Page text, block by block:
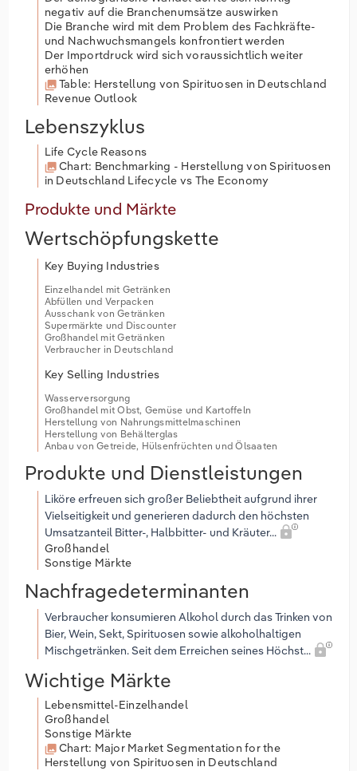
negativ auf die Branchenumsätze auswirken
Die Branche wird mit dem Problem des Fachkräfte-
und Nachwuchsmangels konfrontiert werden
Der Importdruck wird sich voraussichtlich weiter
erhöhen
Table: Herstellung von Spirituosen in Deutschland
Revenue Outlook
Lebenszyklus
Life Cycle Reasons
Chart: Benchmarking - Herstellung von Spirituosen
in Deutschland Lifecycle vs The Economy
Produkte und Märkte
Wertschöpfungskette
Key Buying Industries
Einzelhandel mit Getränken
Abfüllen und Verpacken
Ausschank von Getränken
Supermärkte und Discounter
Großhandel mit Getränken
Verbraucher in Deutschland
Key Selling Industries
Wasserversorgung
Großhandel mit Obst, Gemüse und Kartoffeln
Herstellung von Nahrungsmittelmaschinen
Herstellung von Behälterglas
Anbau von Getreide, Hülsenfrüchten und Ölsaaten
Produkte und Dienstleistungen
Liköre erfreuen sich großer Beliebtheit aufgrund ihrer
Vielseitigkeit und generieren dadurch den höchsten
Umsatzanteil Bitter-, Halbbitter- und Kräuter...
Großhandel
Sonstige Märkte
Nachfragedeterminanten
Verbraucher konsumieren Alkohol durch das Trinken von
Bier, Wein, Sekt, Spirituosen sowie alkoholhaltigen
Mischgetränken. Seit dem Erreichen seines Höchst...
Wichtige Märkte
Lebensmittel-Einzelhandel
Großhandel
Sonstige Märkte
Chart: Major Market Segmentation for the
Herstellung von Spirituosen in Deutschland